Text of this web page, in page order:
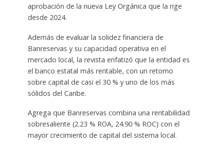
aprobación de la nueva Ley Orgánica que la rige
desde 2024.
Además de evaluar la solidez financiera de
Banreservas y su capacidad operativa en el
mercado local, la revista enfatizó que la entidad es
el banco estatal más rentable, con un retorno
sobre capital de casi el 30 % y uno de los más
sólidos del Caribe.
Agrega que Banreservas combina una rentabilidad
sobresaliente (2.23 % ROA, 24.90 % ROC) con el
mayor crecimiento de capital del sistema local.